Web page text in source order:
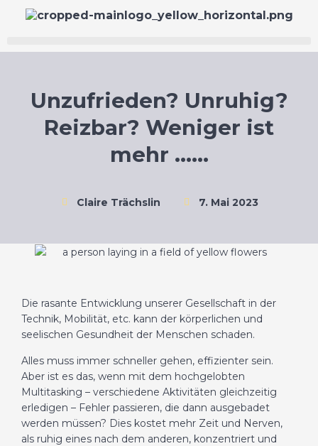
Unzufrieden? Unruhig?
Reizbar? Weniger ist
mehr ……
Claire Trächslin 7. Mai 2023
Die rasante Entwicklung unserer Gesellschaft in der
Technik, Mobilität, etc. kann der körperlichen und
seelischen Gesundheit der Menschen schaden.
Alles muss immer schneller gehen, effizienter sein.
Aber ist es das, wenn mit dem hochgelobten
Multitasking – verschiedene Aktivitäten gleichzeitig
erledigen – Fehler passieren, die dann ausgebadet
werden müssen? Dies kostet mehr Zeit und Nerven,
als ruhig eines nach dem anderen, konzentriert und